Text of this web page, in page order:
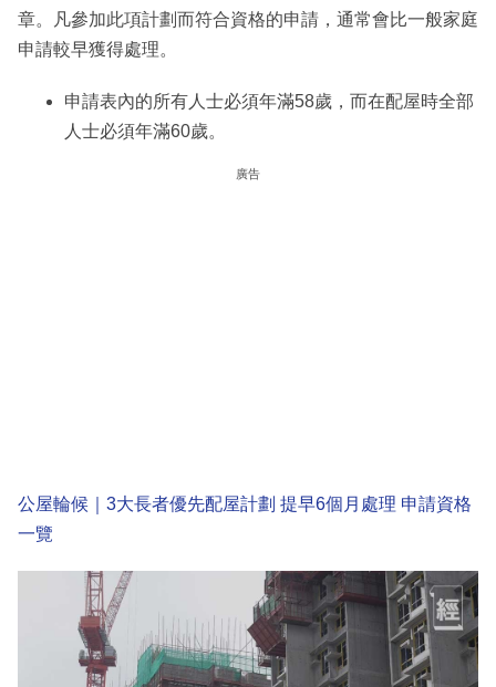
章。凡參加此項計劃而符合資格的申請，通常會比一般家庭
申請較早獲得處理。
申請表內的所有人士必須年滿58歲，而在配屋時全部
人士必須年滿60歲。
廣告
公屋輪候｜3大長者優先配屋計劃 提早6個月處理 申請資格
一覽